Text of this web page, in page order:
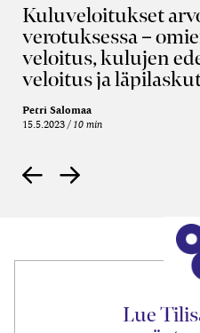
Kulu­veloitukset
verotuksessa –
veloitus, kulujen
veloitus ja
Petri Salomaa
15.5.2023 10 min
Lue